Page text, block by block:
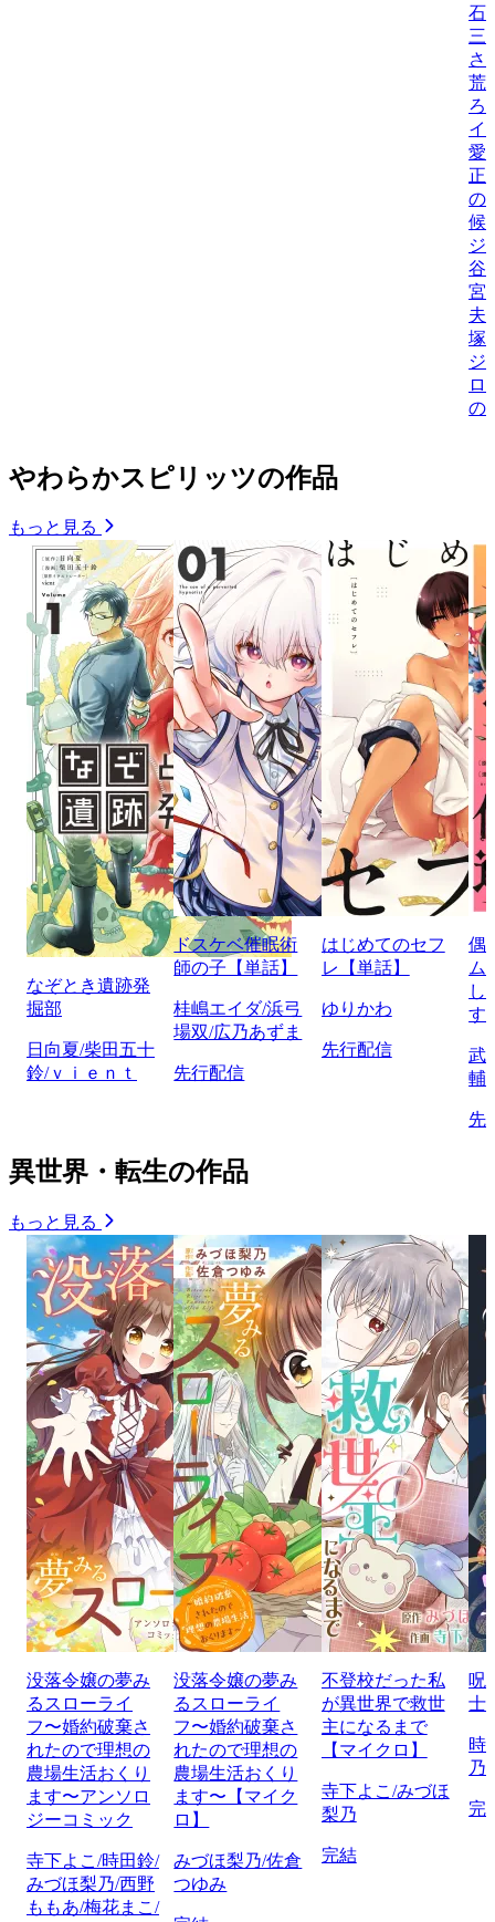
石
三
さ
荒
ろ
イ
愛
正
の
候/
ジ
谷
宮
夫
塚
ジ
ロ
の
やわらかスピリッツの作品
もっと見る
なぞとき遺跡発
掘部
日向夏/柴田五十
鈴/ｖｉｅｎｔ
ドスケベ催眠術
師の子【単話】
桂嶋エイダ/浜弓
場双/広乃あずま
先行配信
はじめてのセフ
レ【単話】
ゆりかわ
先行配信
偶
ム
し
す
武
輔
先
異世界・転生の作品
もっと見る
没落令嬢の夢み
るスローライ
フ〜婚約破棄さ
れたので理想の
農場生活おくり
ます〜アンソロ
ジーコミック
寺下よこ/時田鈴/
みづほ梨乃/西野
ももあ/梅花まこ/
没落令嬢の夢み
るスローライ
フ〜婚約破棄さ
れたので理想の
農場生活おくり
ます〜【マイク
ロ】
みづほ梨乃/佐倉
つゆみ
不登校だった私
が異世界で救世
主になるまで
【マイクロ】
寺下よこ/みづほ
梨乃
完結
呪
士
時
乃
完